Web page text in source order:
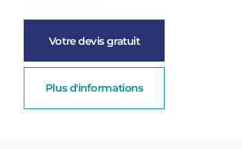
Votre devis gratuit
Plus d'informations